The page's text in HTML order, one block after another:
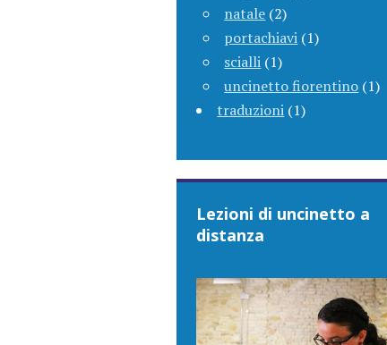
natale (2)
portachiavi (1)
scialli (1)
uncinetto fiorentino (1)
traduzioni (1)
Lezioni di uncinetto a
distanza